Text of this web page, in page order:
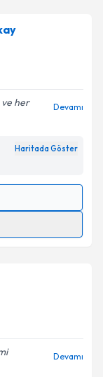
ve her
Devamı
Haritada Göster
ile
Devamı